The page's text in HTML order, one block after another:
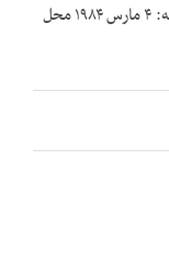
روایت‌کننده: آقای دکتر امیر پیشداد تاریخ مصاحبه: ۴ مارس ۱۹۸۴ محل